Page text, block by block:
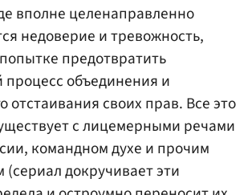
вполне целенаправленно
недоверие и тревожность,
предотвратить
процесс объединения и
отстаивания своих прав. Все это
с лицемерными речами
командном духе и прочим
докручивает эти